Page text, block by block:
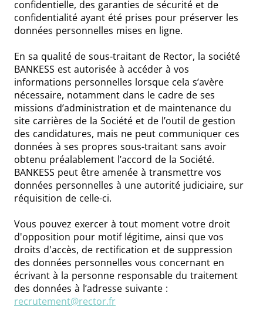
confidentielle, des garanties de sécurité et de
confidentialité ayant été prises pour préserver les
données personnelles mises en ligne.
En sa qualité de sous-traitant de Rector, la société
BANKESS est autorisée à accéder à vos
informations personnelles lorsque cela s’avère
nécessaire, notamment dans le cadre de ses
missions d’administration et de maintenance du
site carrières de la Société et de l’outil de gestion
des candidatures, mais ne peut communiquer ces
données à ses propres sous-traitant sans avoir
obtenu préalablement l’accord de la Société.
BANKESS peut être amenée à transmettre vos
données personnelles à une autorité judiciaire, sur
réquisition de celle-ci.
Vous pouvez exercer à tout moment votre droit
d'opposition pour motif légitime, ainsi que vos
droits d'accès, de rectification et de suppression
des données personnelles vous concernant en
écrivant à la personne responsable du traitement
des données à l’adresse suivante :
recrutement@rector.fr